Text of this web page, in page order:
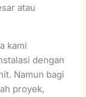
atau
kami
dengan
Namun bagi
proyek,